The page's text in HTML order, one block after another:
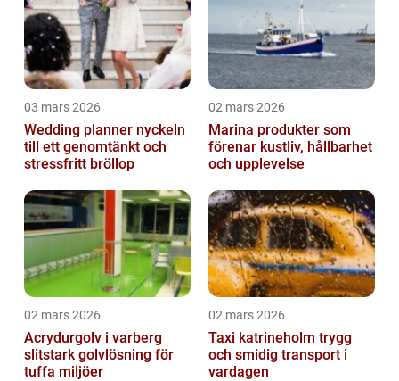
03 mars 2026
Wedding planner nyckeln
till ett genomtänkt och
stressfritt bröllop
02 mars 2026
Marina produkter som
förenar kustliv, hållbarhet
och upplevelse
02 mars 2026
Acrydurgolv i varberg
slitstark golvlösning för
tuffa miljöer
02 mars 2026
Taxi katrineholm trygg
och smidig transport i
vardagen